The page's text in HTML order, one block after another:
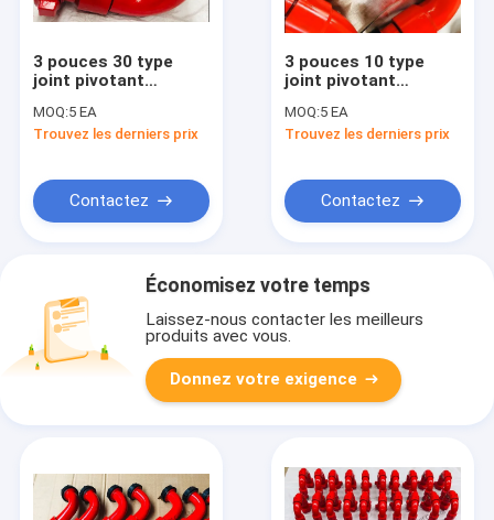
3 pouces 30 type
joint pivotant
10000 PSI API 16C
Standard pour le
MOQ:5 EA
Trouvez les derniers prix
Contactez
3 pouces 10 type
joint pivotant
5000 PSI API 16C
Processus forgé
pétrolifères COC
fourni
MOQ:5 EA
Trouvez les derniers prix
Contactez
Économisez votre temps
Laissez-nous contacter les meilleurs
produits avec vous.
Donnez votre exigence